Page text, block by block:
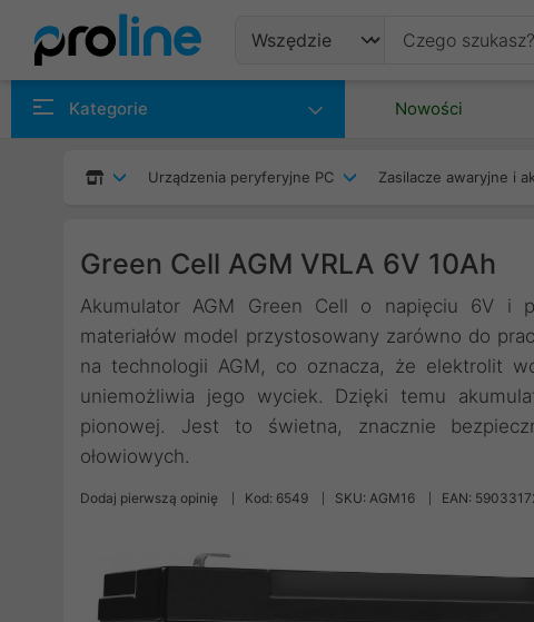
Kategorie Nowości
Urządzenia peryferyjne PC Zasilacze awaryjne i
Green Cell AGM VRLA 6V 10Ah
Akumulator AGM Green Cell o napięciu 6V i
materiałów model przystosowany zarówno do
na technologii AGM, co oznacza, że elektrolit
uniemożliwia jego wyciek. Dzięki temu
pionowej. Jest to świetna, znacznie
ołowiowych.
Dodaj pierwszą opinię Kod: 6549 SKU: AGM16 EAN: